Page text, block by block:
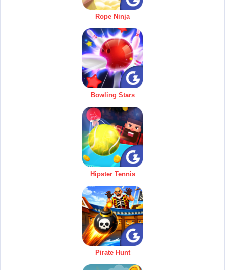
Rope Ninja
Bowling Stars
Hipster Tennis
Pirate Hunt